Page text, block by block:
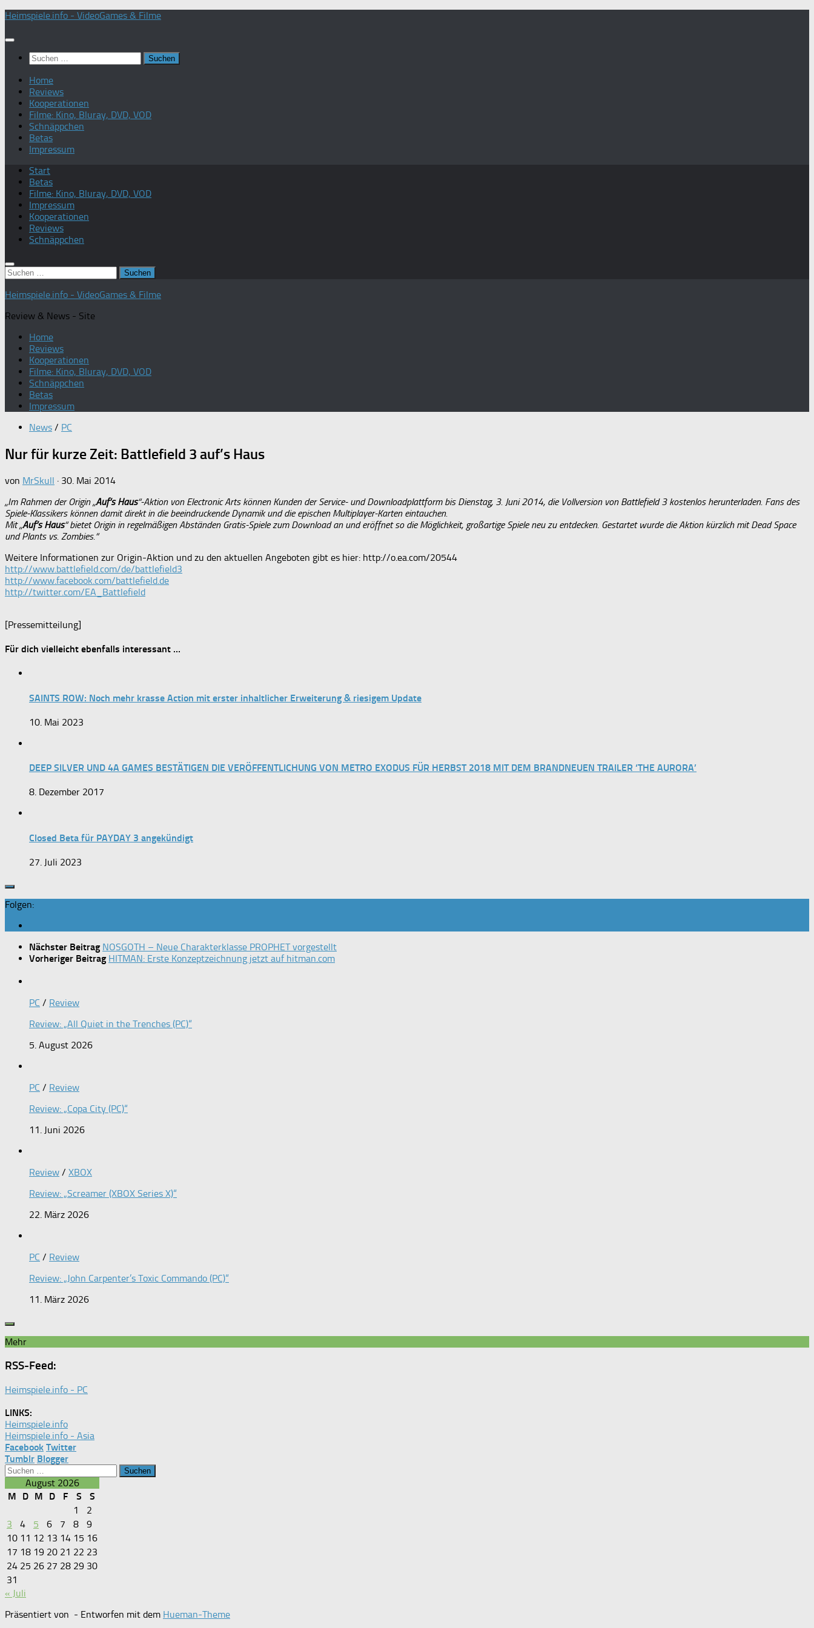
Zum
springen
Heimspiele.info - VideoGames & Filme
Suchen
nach:
Home
Reviews
Kooperationen
Filme: Kino, Bluray, DVD, VOD
Schnäppchen
Betas
Impressum
Start
Betas
Filme: Kino, Bluray, DVD, VOD
Impressum
Kooperationen
Reviews
Schnäppchen
Suchen
nach:
Heimspiele.info - VideoGames & Filme
Review & News - Site
Home
Reviews
Kooperationen
Filme: Kino, Bluray, DVD, VOD
Schnäppchen
Betas
Impressum
News / PC
Nur für kurze Zeit: Battlefield 3 auf’s Haus
von MrSkull · 30. Mai 2014
„Im Rahmen der Origin „Auf’s Haus“-Aktion von Electronic Arts können Kunden der Service- und Downloadplattform bis Dienstag, 3. Juni 2014, die Vollversion von Battlefield 3 kostenlos herunterladen. Fans des
Spiele-Klassikers können damit direkt in die beeindruckende Dynamik und die epischen Multiplayer-Karten eintauchen.
Mit „Auf’s Haus“ bietet Origin in regelmäßigen Abständen Gratis-Spiele zum Download an und eröffnet so die Möglichkeit, großartige Spiele neu zu entdecken. Gestartet wurde die Aktion kürzlich mit Dead Space
und Plants vs. Zombies.“
Weitere Informationen zur Origin-Aktion und zu den aktuellen Angeboten gibt es hier: http://o.ea.com/20544
http://www.battlefield.com/de/battlefield3
http://www.facebook.com/battlefield.de
http://twitter.com/EA_Battlefield
[Pressemitteilung]
Für dich vielleicht ebenfalls interessant …
SAINTS ROW: Noch mehr krasse Action mit erster inhaltlicher Erweiterung & riesigem Update
10. Mai 2023
DEEP SILVER UND 4A GAMES BESTÄTIGEN DIE VERÖFFENTLICHUNG VON METRO EXODUS FÜR HERBST 2018 MIT DEM BRANDNEUEN TRAILER ‘THE AURORA’
8. Dezember 2017
Closed Beta für PAYDAY 3 angekündigt
27. Juli 2023
Folgen:
Nächster Beitrag NOSGOTH – Neue Charakterklasse PROPHET vorgestellt
Vorheriger Beitrag HITMAN: Erste Konzeptzeichnung jetzt auf hitman.com
PC / Review
Review: „All Quiet in the Trenches (PC)“
5. August 2026
PC / Review
Review: „Copa City (PC)“
11. Juni 2026
Review / XBOX
Review: „Screamer (XBOX Series X)“
22. März 2026
PC / Review
Review: „John Carpenter’s Toxic Commando (PC)“
11. März 2026
Mehr
RSS-Feed:
Heimspiele.info - PC
LINKS:
Heimspiele.info
Heimspiele.info - Asia
Facebook Twitter
Tumblr Blogger
Suchen
nach:August 2026
M
D M D F S
S
1
2
3
4 5 6 7 8
9
10 11 12 13 14 15 16
17 18 19 20 21 22 23
24 25 26 27 28 29 30
31
« Juli
Präsentiert von - Entworfen mit dem Hueman-Theme